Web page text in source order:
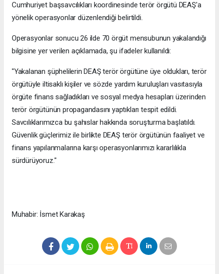
Cumhuriyet başsavcılıkları koordinesinde terör örgütü DEAŞ'a
yönelik operasyonlar düzenlendiği belirtildi.
Operasyonlar sonucu 26 ilde 70 örgüt mensubunun yakalandığı
bilgisine yer verilen açıklamada, şu ifadeler kullanıldı:
"Yakalanan şüphelilerin DEAŞ terör örgütüne üye oldukları, terör
örgütüyle iltisaklı kişiler ve sözde yardım kuruluşları vasıtasıyla
örgüte finans sağladıkları ve sosyal medya hesapları üzerinden
terör örgütünün propagandasını yaptıkları tespit edildi.
Savcılıklarımızca bu şahıslar hakkında soruşturma başlatıldı.
Güvenlik güçlerimiz ile birlikte DEAŞ terör örgütünün faaliyet ve
finans yapılanmalarına karşı operasyonlarımızı kararlılıkla
sürdürüyoruz."
Muhabir: İsmet Karakaş